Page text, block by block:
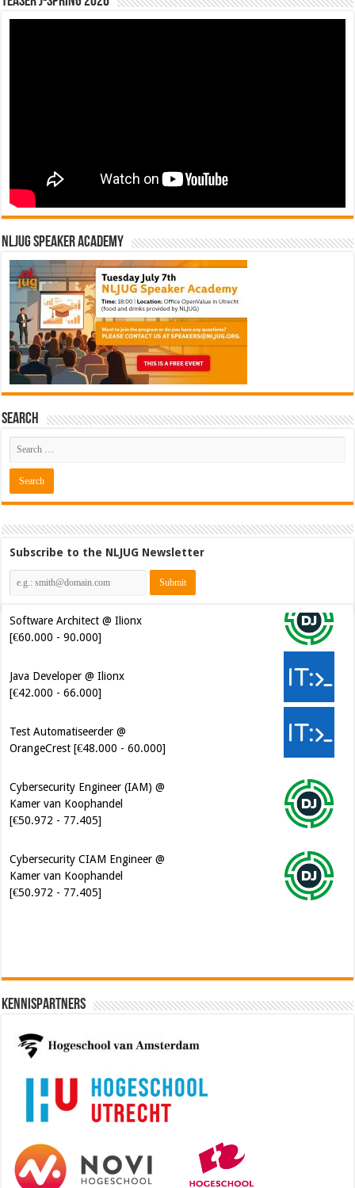
NLJUG Speaker Academy
Search
Subscribe to the NLJUG Newsletter
Software Architect @ Ilionx
[€60.000 - 90.000]
Java Developer @ Ilionx
Test Automatiseerder @
Cybersecurity Engineer (IAM) @
Cybersecurity CIAM Engineer @
Kennispartners